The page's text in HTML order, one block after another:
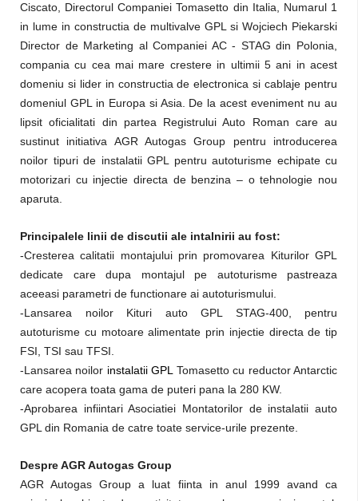
Ciscato, Directorul Companiei Tomasetto din Italia, Numarul 1
in lume in constructia de multivalve GPL si Wojciech Piekarski
Director de Marketing al Companiei AC - STAG din Polonia,
compania cu cea mai mare crestere in ultimii 5 ani in acest
domeniu si lider in constructia de electronica si cablaje pentru
domeniul GPL in Europa si Asia. De la acest eveniment nu au
lipsit oficialitati din partea Registrului Auto Roman care au
sustinut initiativa AGR Autogas Group pentru introducerea
noilor tipuri de instalatii GPL pentru autoturisme echipate cu
motorizari cu injectie directa de benzina – o tehnologie nou
aparuta.
Principalele linii de discutii ale intalnirii au fost:
-Cresterea calitatii montajului prin promovarea Kiturilor GPL
dedicate care dupa montajul pe autoturisme pastreaza
aceeasi parametri de functionare ai autoturismului.
-Lansarea noilor Kituri auto GPL STAG-400, pentru
autoturisme cu motoare alimentate prin injectie directa de tip
FSI, TSI sau TFSI.
-Lansarea noilor instalatii GPL Tomasetto cu reductor Antarctic
care acopera toata gama de puteri pana la 280 KW.
-Aprobarea infiintari Asociatiei Montatorilor de instalatii auto
GPL din Romania de catre toate service-urile prezente.
Despre AGR Autogas Group
AGR Autogas Group a luat fiinta in anul 1999 avand ca